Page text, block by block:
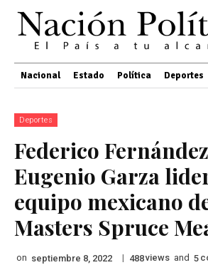
Nacional Estado Política Deportes
Deportes
Federico
Eugenio Garza
equipo mexicano
Masters Spruce
on septiembre 8, 2022 | 488views and 5